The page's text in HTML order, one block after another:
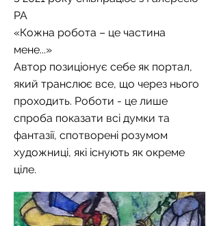
РА
«Кожна робота – це частина
мене...»
Автор позиціонує себе як портал,
який транслює все, що через нього
проходить. Роботи - це лише
спроба показати всі думки та
фантазії, спотворені розумом
художниці, які існують як окреме
ціле.